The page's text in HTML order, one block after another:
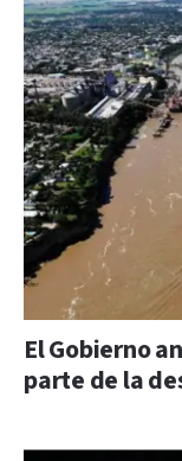
El Gobierno
parte de la